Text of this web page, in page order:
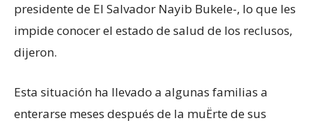
presidente de El Salvador Nayib Bukele-, lo que les
impide conocer el estado de salud de los reclusos,
dijeron.
Esta situación ha llevado a algunas familias a
enterarse meses después de la muËrte de sus